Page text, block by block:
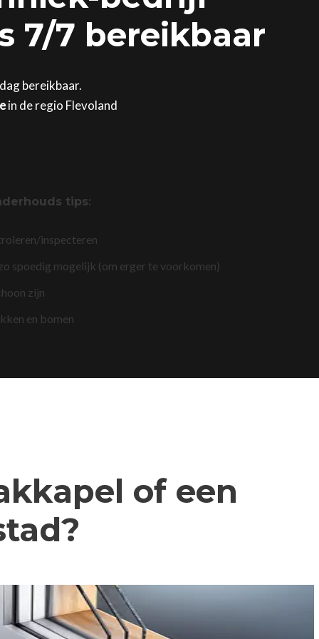
7/7 bereikbaar
bereikbaar.
in de regio Flevoland
tips:
inspecteren
spoedig mogelijk (om erger te voorkomen)
zijn
en bomen
of een